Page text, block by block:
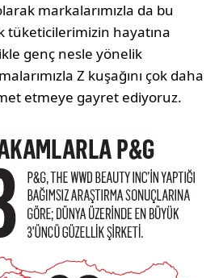
markalarımızla da bu
tüketicilerimizin hayatına
genç nesle yönelik
Z kuşağını çok daha
etmeye gayret ediyoruz.